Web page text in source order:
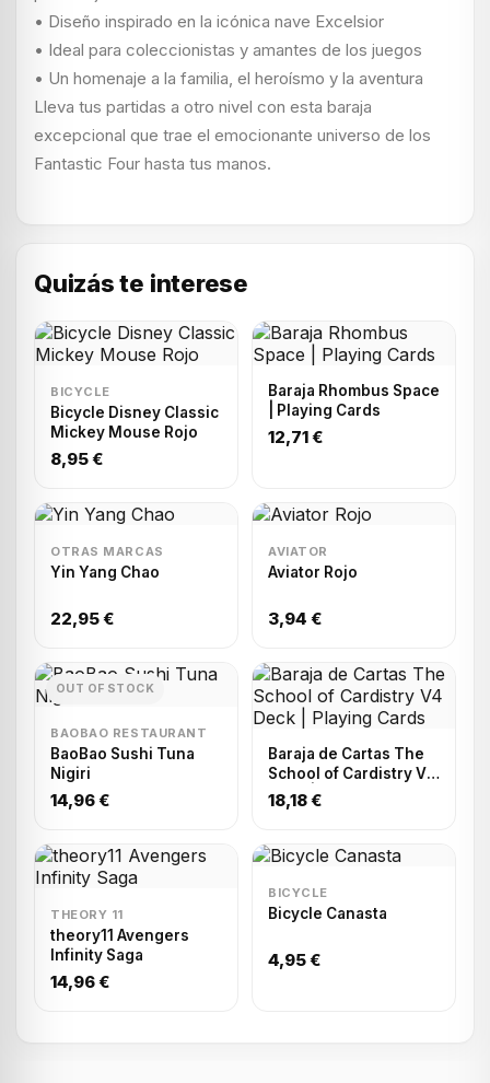
• Diseño inspirado en la icónica nave Excelsior
• Ideal para coleccionistas y amantes de los juegos
• Un homenaje a la familia, el heroísmo y la aventura
Lleva tus partidas a otro nivel con esta baraja
excepcional que trae el emocionante universo de los
Fantastic Four hasta tus manos.
Quizás te interese
BICYCLE
Bicycle Disney Classic
Mickey Mouse Rojo
8,95 €
Baraja Rhombus Space
| Playing Cards
12,71 €
OTRAS MARCAS
Yin Yang Chao
22,95 €
AVIATOR
Aviator Rojo
3,94 €
OUT OF STOCK
BAOBAO RESTAURANT
BaoBao Sushi Tuna
Nigiri
14,96 €
Baraja de Cartas The
School of Cardistry V4
Deck | Playing Cards
18,18 €
THEORY 11
theory11 Avengers
Infinity Saga
14,96 €
BICYCLE
Bicycle Canasta
4,95 €